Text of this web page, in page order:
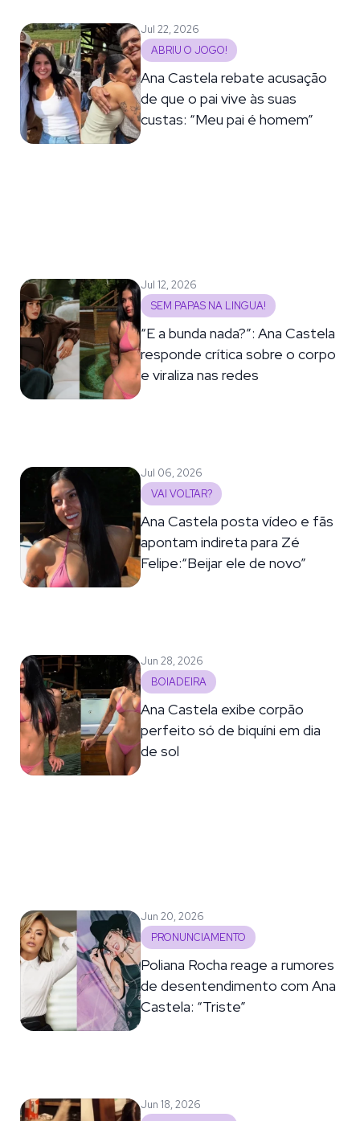
Jul 22, 2026
ABRIU O JOGO!
Ana Castela rebate acusação
de que o pai vive às suas
custas: “Meu pai é homem”
Jul 12, 2026
SEM PAPAS NA LINGUA!
“E a bunda nada?”: Ana Castela
responde crítica sobre o corpo
e viraliza nas redes
Jul 06, 2026
VAI VOLTAR?
Ana Castela posta vídeo e fãs
apontam indireta para Zé
Felipe:“Beijar ele de novo”
Jun 28, 2026
BOIADEIRA
Ana Castela exibe corpão
perfeito só de biquíni em dia
de sol
Jun 20, 2026
PRONUNCIAMENTO
Poliana Rocha reage a rumores
de desentendimento com Ana
Castela: “Triste”
Jun 18, 2026